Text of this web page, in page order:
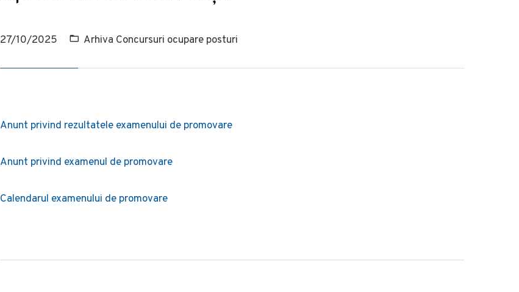
27/10/2025 Arhiva Concursuri ocupare posturi
Anunt privind rezultatele examenului de promovare
Anunt privind examenul de promovare
Calendarul examenului de promovare